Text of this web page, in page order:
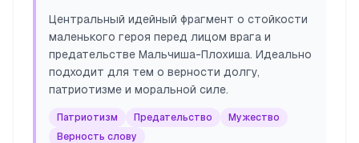
Центральный идейный фрагмент о стойкости
маленького героя перед лицом врага и
предательстве Мальчиша-Плохиша. Идеально
подходит для тем о верности долгу,
патриотизме и моральной силе.
Патриотизм Предательство
Мужество
Верность слову